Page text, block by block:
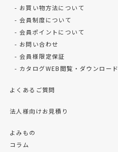
お買い物方法について
会員制度について
会員ポイントについて
お問い合わせ
会員様限定保証
カタログWEB閲覧・ダウンロード
よくあるご質問
法人様向けお見積り
よみもの
コラム